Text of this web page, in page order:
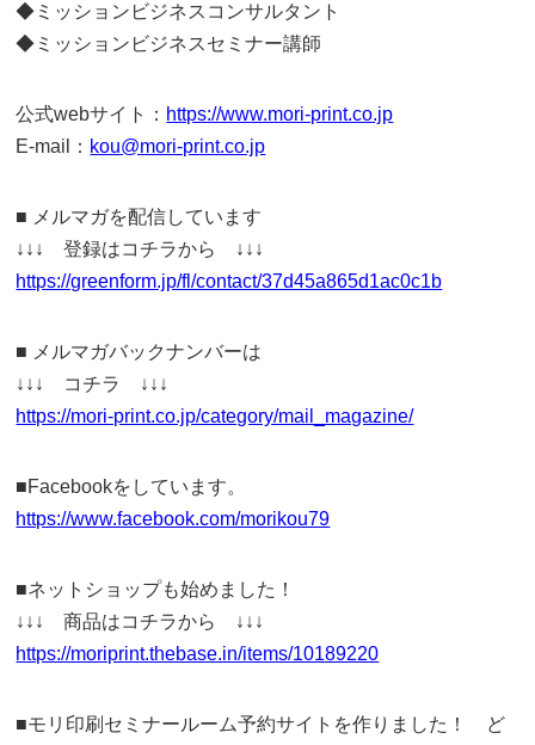
◆ミッションビジネスコンサルタント
◆ミッションビジネスセミナー講師
公式webサイト： https://www.mori-print.co.jp
E-mail： kou@mori-print.co.jp
■ メルマガを配信しています
↓↓↓ 登録はコチラから ↓↓↓
https://greenform.jp/fl/contact/37d45a865d1ac0c1b
■ メルマガバックナンバーは
↓↓↓ コチラ ↓↓↓
https://mori-print.co.jp/category/mail_magazine/
■Facebookをしています。
https://www.facebook.com/morikou79
■ネットショップも始めました！
↓↓↓ 商品はコチラから ↓↓↓
https://moriprint.thebase.in/items/10189220
■モリ印刷セミナールーム予約サイトを作りました！ ど